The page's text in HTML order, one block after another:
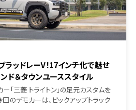
ッドレーV！17インチ化で魅せ
ド＆タウンユーススタイル
「三菱 トライトン」の足元カスタムを
のデモカーは、ピックアップトラック